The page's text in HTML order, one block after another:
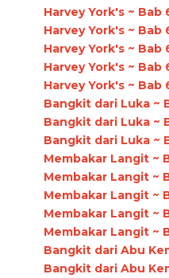
Harvey York's ~ Bab
Harvey York's ~ Bab
Harvey York's ~ Bab
Harvey York's ~ Bab
Harvey York's ~ Bab
Bangkit dari Luka ~
Bangkit dari Luka ~
Bangkit dari Luka ~
Membakar Langit ~
Membakar Langit ~
Membakar Langit ~
Membakar Langit ~
Membakar Langit ~
Bangkit dari Abu
Bangkit dari Abu